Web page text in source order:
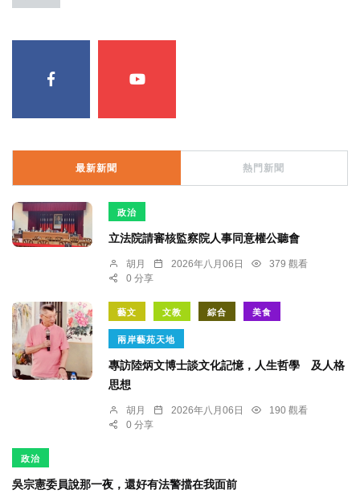
最新新聞 熱門新聞
政治
立法院請審核監察院人事同意權公聽會
胡月 2026年八月06日
379 觀看
0 分享
藝文 文教 綜合 美食
兩岸藝苑天地
專訪陸炳文博士談文化記憶，人生哲學 及人格
思想
胡月 2026年八月06日
190 觀看
0 分享
政治
吳宗憲委員說那一夜，還好有法警擋在我面前